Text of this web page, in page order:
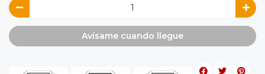
Avísame cuando llegue